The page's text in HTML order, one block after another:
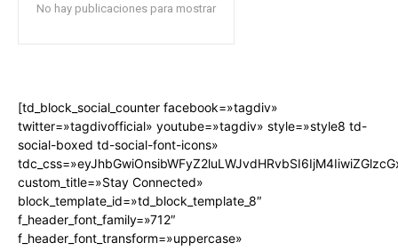
No hay publicaciones para mostrar
[td_block_social_counter facebook=»tagdiv»
twitter=»tagdivofficial» youtube=»tagdiv» style=»style8 td-
social-boxed td-social-font-icons»
custom_title=»Stay Connected»
block_template_id=»td_block_template_8″
f_header_font_family=»712″
f_header_font_transform=»uppercase»